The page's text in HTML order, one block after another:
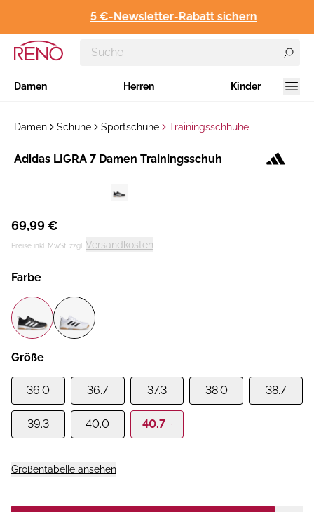
5 €-Newsletter-Rabatt sichern
Damen Herren Kinder
Damen Schuhe Sportschuhe Trainingsschhuhe
Hersteller
Adidas LIGRA 7 Damen Trainingsschuh
69,99 €
Preise inkl. MwSt. zzgl. Versandkosten
Farbe
Größe
36.0 36.7 37.3 38.0 38.7
39.3 40.0 40.7
Größentabelle ansehen